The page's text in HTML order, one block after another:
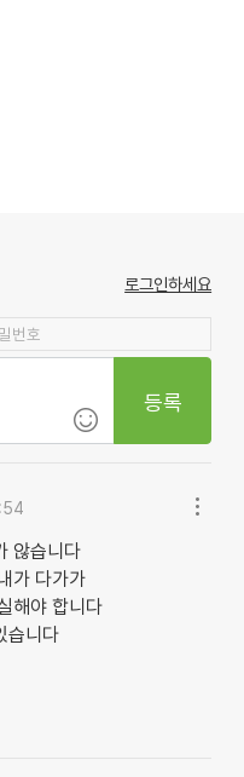
로그인하세요
등록
않습니다
가 다가가
해야 합니다
습니다